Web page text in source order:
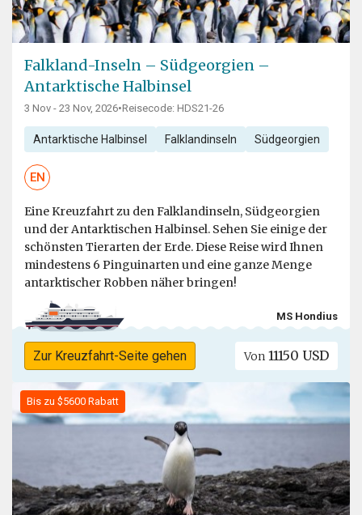
Falkland-Inseln – Südgeorgien –
Antarktische Halbinsel
3 Nov - 23 Nov, 2026•Reisecode: HDS21-26
Antarktische Halbinsel Falklandinseln Südgeorgien
EN
Eine Kreuzfahrt zu den Falklandinseln, Südgeorgien
und der Antarktischen Halbinsel. Sehen Sie einige der
schönsten Tierarten der Erde. Diese Reise wird Ihnen
mindestens 6 Pinguinarten und eine ganze Menge
antarktischer Robben näher bringen!
MS Hondius
Zur Kreuzfahrt-Seite gehen Von 11150 USD
Bis zu $5600 Rabatt